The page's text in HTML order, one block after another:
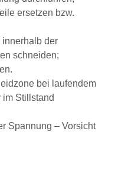
ersetzen bzw.
innerhalb der
schneiden;
bei laufendem
im Stillstand
Spannung – Vorsicht